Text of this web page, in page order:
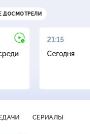
ДОСМОТРЕЛИ
21:15
Сегодня
СЕРИАЛЫ